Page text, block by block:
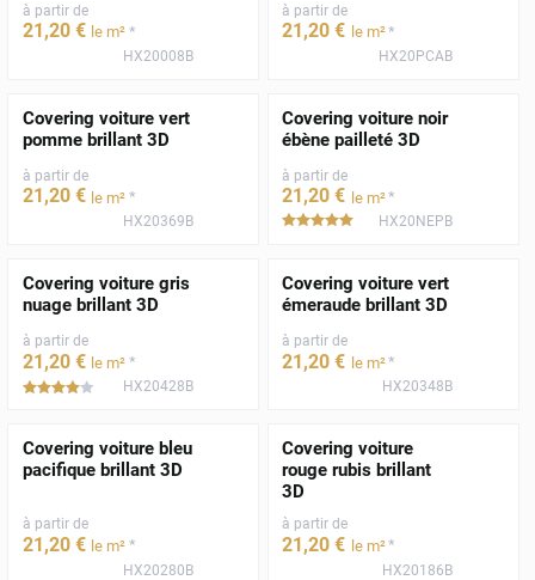
à partir de
21,20 € le m² *
HX20008B
à partir de
21,20 € le m²*
HX20PCAB
Covering voiture vert
pomme brillant 3D
à partir de
21 ,20 € le m² *
HX20369B
Covering voiture noir
ébène pailleté 3D
à partir de
21 ,20 € le m²*
*****HX20NEPB
Covering voiture gris
nuage brillant 3D
à partir de
21,20 € le m² *
***** HX20428B
Covering voiture vert
émeraude brillant 3D
à partir de
21,20 € le m²*
HX20348B
Covering voiture bleu
pacifique brillant 3D
à partir de
21,20 € le m² *
HX20280B
Covering voiture
rouge rubis brillant
3D
à partir de
21,20 € le m²*
HX20186B